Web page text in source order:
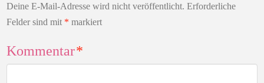
Deine E-Mail-Adresse wird nicht veröffentlicht. Erforderliche
Felder sind mit * markiert
Kommentar*